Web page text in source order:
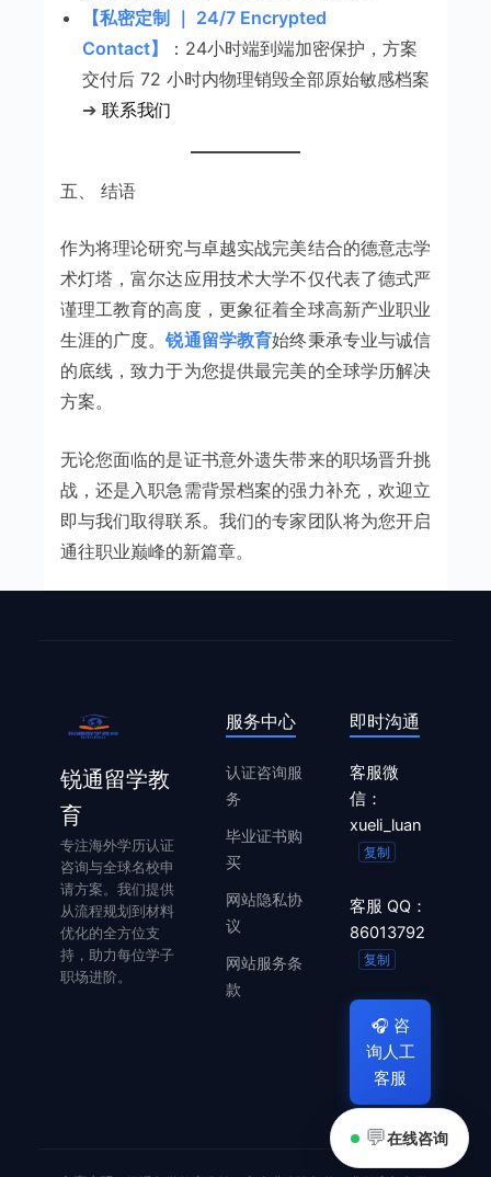
【私密定制 ｜ 24/7 Encrypted
Contact】
：24小时端到端加密保护，方案
交付后 72 小时内物理销毁全部原始敏感档案
➔ 联系我们
五、 结语
作为将理论研究与卓越实战完美结合的德意志学
术灯塔，富尔达应用技术大学不仅代表了德式严
谨理工教育的高度，更象征着全球高新产业职业
生涯的广度。锐通留学教育始终秉承专业与诚信
的底线，致力于为您提供最完美的全球学历解决
方案。
无论您面临的是证书意外遗失带来的职场晋升挑
战，还是入职急需背景档案的强力补充，欢迎立
即与我们取得联系。我们的专家团队将为您开启
通往职业巅峰的新篇章。
锐通留学教
育
专注海外学历认证
咨询与全球名校申
请方案。我们提供
从流程规划到材料
优化的全方位支
持，助力每位学子
职场进阶。
服务中心
认证咨询服
务
毕业证书购
买
网站隐私协
议
网站服务条
款
即时沟通
客服微
信：
xueli_luan
复制
客服 QQ：
86013792
复制
🎧 咨
询人工
客服
💬在线咨询